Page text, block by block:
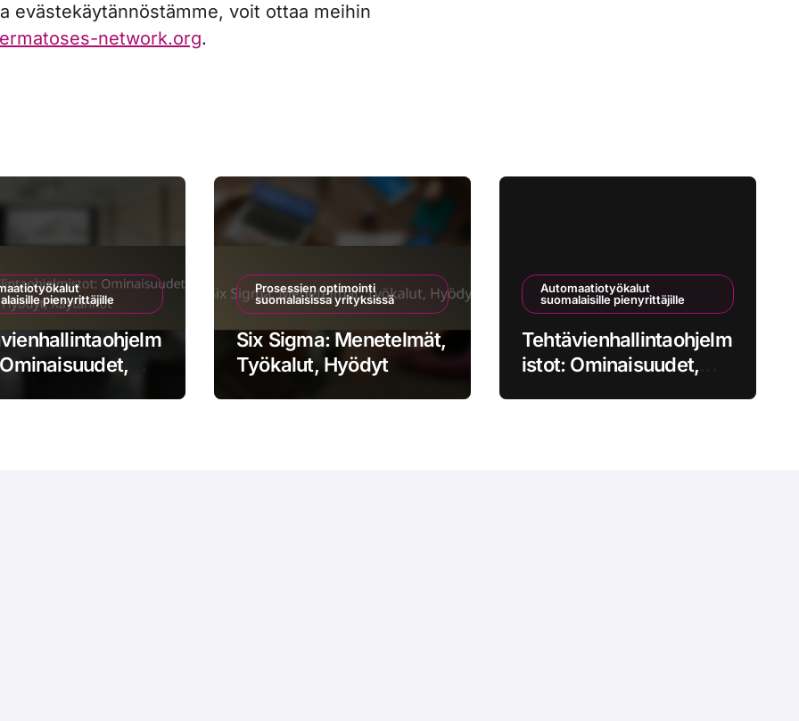
evästekäytännöstämme, voit ottaa meihin
network.org.
pienyrittäjille
Prosessien optimointi
suomalaisissa yrityksissä
Six Sigma: Menetelmät,
Työkalut, Hyödyt
Automaatiotyökalut
suomalaisille pienyrittäjille
Tehtävienhallintaohjelm
istot: Ominaisuudet,